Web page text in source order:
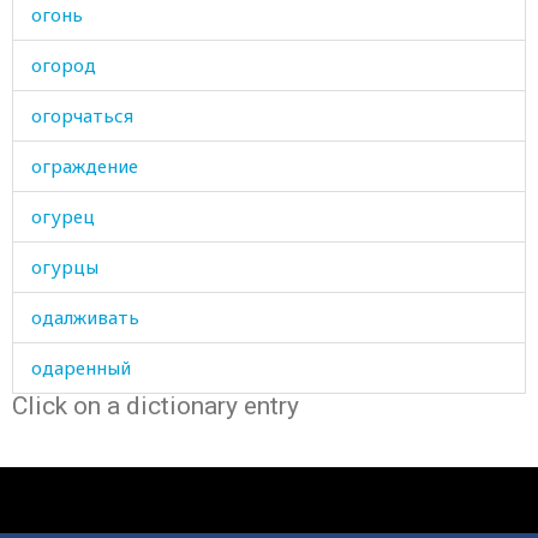
огонь
огород
огорчаться
ограждение
огурец
огурцы
одалживать
одаренный
одеваться
одежда
Click on a dictionary entry